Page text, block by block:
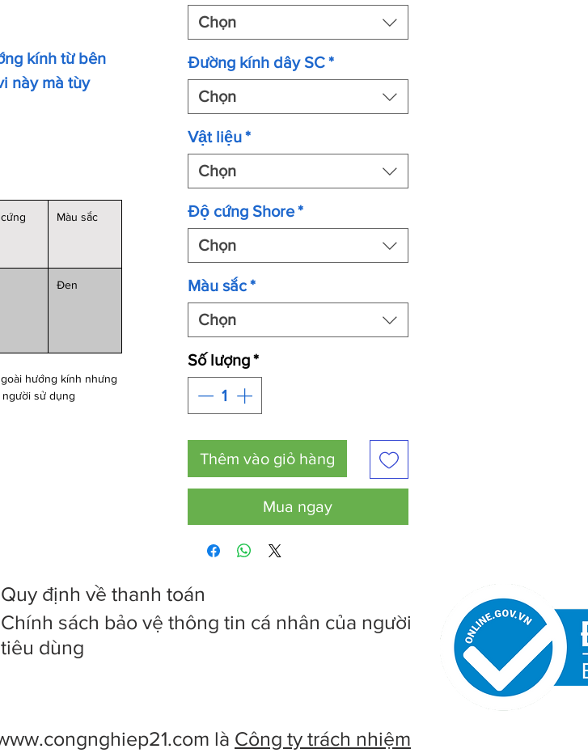
kính từ bên
này mà tùy
Màu sắc
Đen
hướng kính nhưng
sử dụng
Chọn
Đường kính dây SC*
Chọn
Vật liệu*
Chọn
Độ cứng Shore*
Chọn
Màu sắc*
Chọn
Số lượng*
Thêm vào giỏ hàng
Mua ngay
Quy định về thanh toán
Chính sách bảo vệ thông tin cá nhân của người
tiêu dùng
là Công ty trách nhiệm